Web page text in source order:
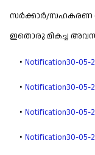
സർക്കാർ/സഹകരണ
ഇതൊരു മികച്ച
Notification30-05-
Notification30-05-
Notification30-05-
Notification30-05-